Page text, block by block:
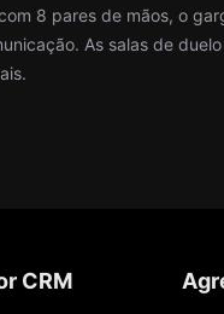
8 pares de mãos, o
As salas de
CRM